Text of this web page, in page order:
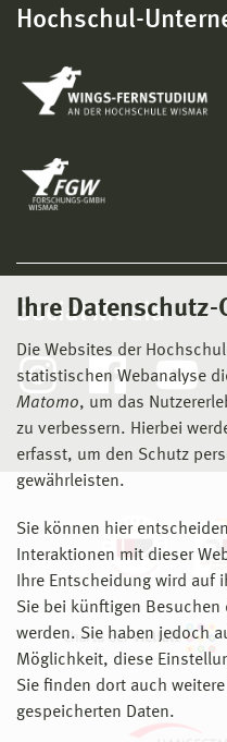
Ihre Datenschutz-
Die Websites der
statistischen Webanalyse
Matomo, um das
zu verbessern. Hierbei
erfasst, um den Schutz
gewährleisten.
Sie können hier
Interaktionen mit dieser
Ihre Entscheidung wird auf
Sie bei künftigen
werden. Sie haben jedoch
Möglichkeit, diese
Sie finden dort auch
gespeicherten Daten.
Hochschul-
Social Media